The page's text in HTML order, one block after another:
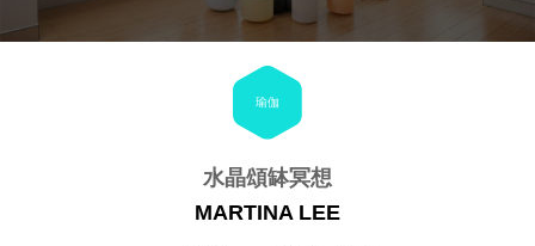
瑜伽
水晶頌缽冥想
MARTINA LEE